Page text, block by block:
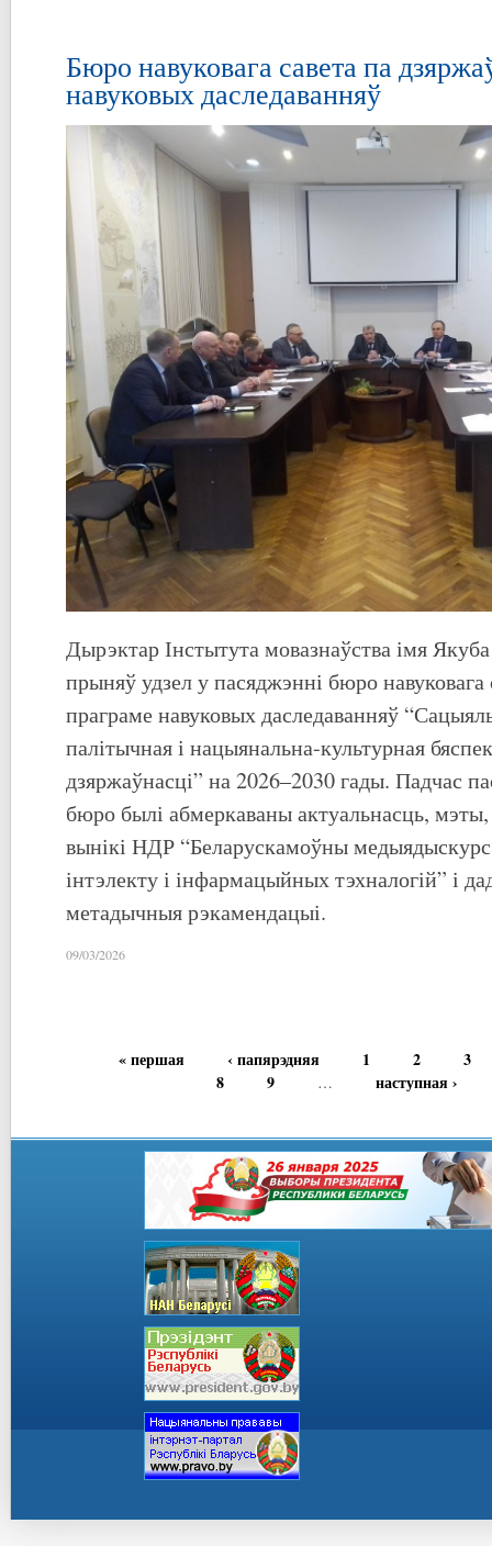
Бюро навуковага савета па
навуковых даследаванняў
Дырэктар Інстытута мовазнаўства імя
прыняў удзел у пасяджэнні бюро
праграме навуковых даследаванняў
палітычная і нацыянальна-культурная
дзяржаўнасці” на 2026–2030 гады. Падчас
бюро былі абмеркаваны актуальнасць,
вынікі НДР “Беларускамоўны
інтэлекту і інфармацыйных тэхналогій” і
метадычныя рэкамендацыі.
09/03/2026
« першая ‹ папярэдняя 1 2
3
8
9 … наступная ›